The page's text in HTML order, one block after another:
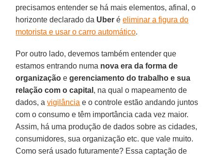
precisamos entender se há mais elementos, afinal, o
horizonte declarado da Uber éeliminar a figura do
motorista e usar o carro automático.
Por outro lado, devemos também entender que
estamos entrando numa nova era da forma de
organização egerenciamento do trabalho e sua
relação com o capital , na qual o mapeamento de
dados, avigilância e o controle estão andando juntos
com o consumo e têm importância cada vez maior.
Assim, há uma produção de dados sobre as cidades,
consumidores, sua organização etc. que vale muito.
Como será usado futuramente? Essa captação de